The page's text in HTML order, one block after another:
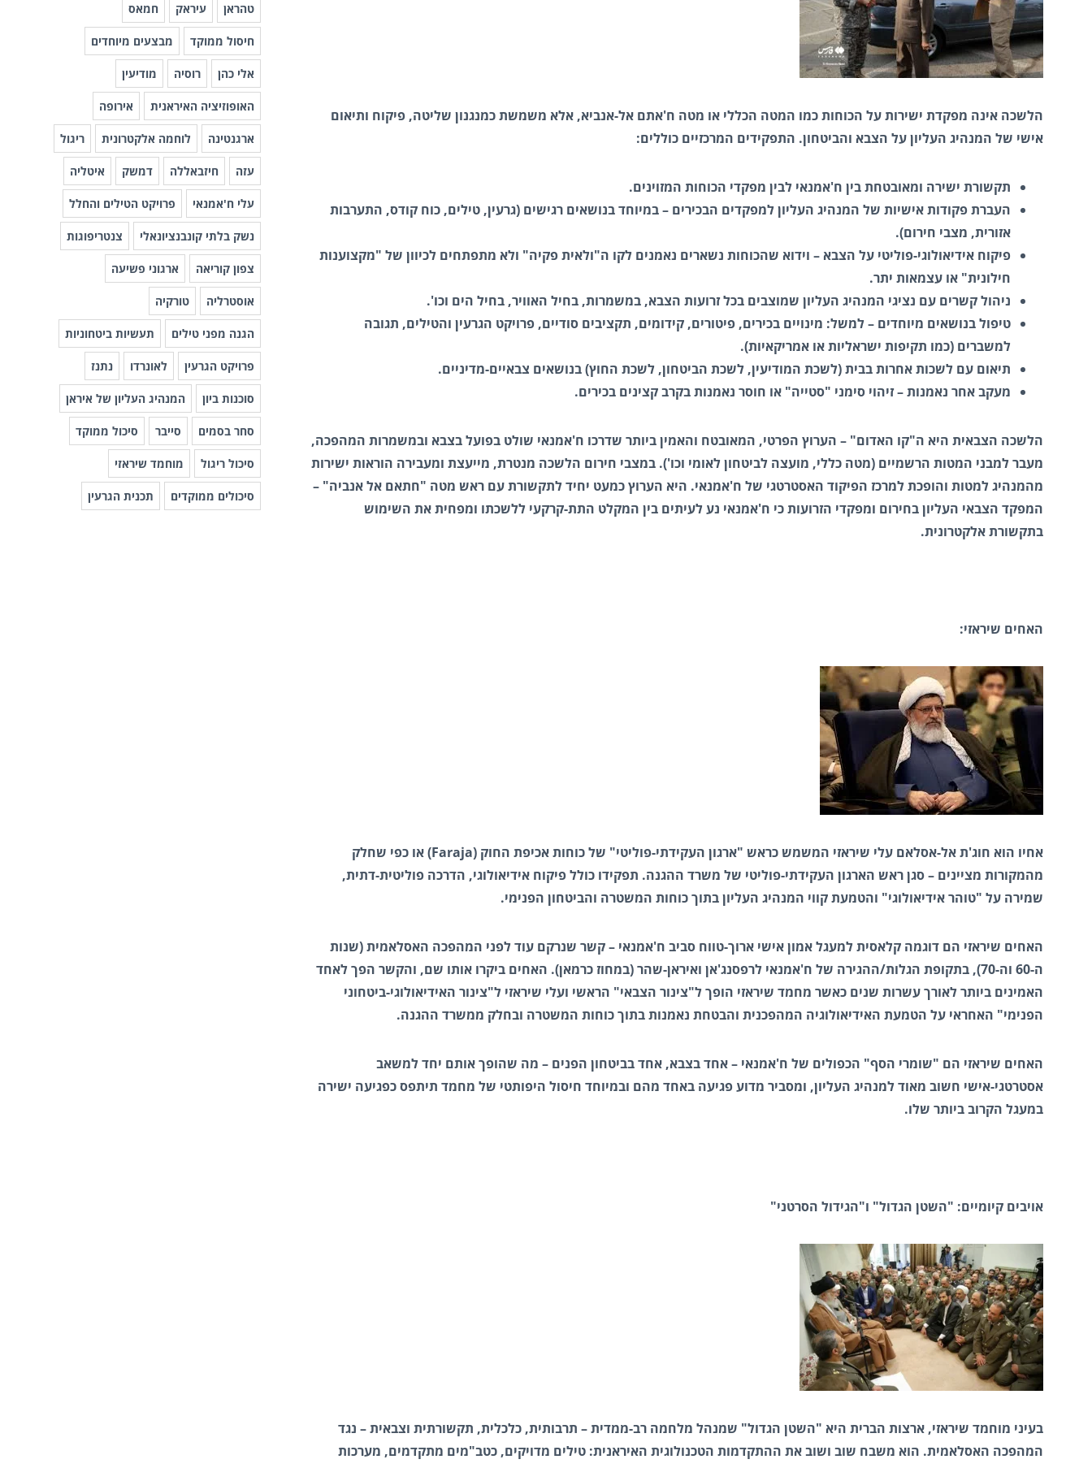
הלשכה אינה מפקדת ישירות על הכוחות כמו המטה הכללי או מטה ח'אתם אל-אנביא, אלא משמשת כמנגנון שליטה, פיקוח ותיאום
אישי של המנהיג העליון על הצבא והביטחון. התפקידים המרכזיים כוללים:
תקשורת ישירה ומאובטחת בין ח'אמנאי לבין מפקדי הכוחות המזוינים.
העברת פקודות אישיות של המנהיג העליון למפקדים הבכירים – במיוחד בנושאים רגישים (גרעין, טילים, כוח קודס, התערבות
אזורית, מצבי חירום).
פיקוח אידיאולוגי-פוליטי על הצבא – וידוא שהכוחות נשארים נאמנים לקו ה"ולאית פקיה" ולא מתפתחים לכיוון של "מקצוענות
חילונית" או עצמאות יתר.
ניהול קשרים עם נציגי המנהיג העליון שמוצבים בכל זרועות הצבא, במשמרות, בחיל האוויר, בחיל הים וכו'.
טיפול בנושאים מיוחדים – למשל: מינויים בכירים, פיטורים, קידומים, תקציבים סודיים, פרויקט הגרעין והטילים, תגובה
למשברים (כמו תקיפות ישראליות או אמריקאיות).
תיאום עם לשכות אחרות בבית (לשכת המודיעין, לשכת הביטחון, לשכת החוץ) בנושאים צבאיים-מדיניים.
מעקב אחר נאמנות – זיהוי סימני "סטייה" או חוסר נאמנות בקרב קצינים בכירים.
הלשכה הצבאית היא ה"קו האדום" – הערוץ הפרטי, המאובטח והאמין ביותר שדרכו ח'אמנאי שולט בפועל בצבא ובמשמרות המהפכה,
מעבר למבני המטות הרשמיים (מטה כללי, מועצה לביטחון לאומי וכו'). במצבי חירום הלשכה מנטרת, מייעצת ומעבירה הוראות ישירות
מהמנהיג למטות והופכת למרכז הפיקוד האסטרטגי של ח'אמנאי. היא הערוץ כמעט יחיד לתקשורת עם ראש מטה "חתאם אל אנביה" –
המפקד הצבאי העליון בחירום ומפקדי הזרועות כי ח'אמנאי נע לעיתים בין המקלט התת-קרקעי ללשכתו ומפחית את השימוש
בתקשורת אלקטרונית.
האחים שיראזי:
אחיו הוא חוג'ת אל-אסלאם עלי שיראזי המשמש כראש "ארגון העקידתי-פוליטי" של כוחות אכיפת החוק (Faraja) או כפי שחלק
מהמקורות מציינים – סגן ראש הארגון העקידתי-פוליטי של משרד ההגנה. תפקידו כולל פיקוח אידיאולוגי, הדרכה פוליטית-דתית,
שמירה על "טוהר אידיאולוגי" והטמעת קווי המנהיג העליון בתוך כוחות המשטרה והביטחון הפנימי.
האחים שיראזי הם דוגמה קלאסית למעגל אמון אישי ארוך-טווח סביב ח'אמנאי – קשר שנרקם עוד לפני המהפכה האסלאמית (שנות
ה-60 וה-70), בתקופת הגלות/ההגירה של ח'אמנאי לרפסנג'אן ואיראן-שהר (במחוז כרמאן). האחים ביקרו אותו שם, והקשר הפך לאחד
האמינים ביותר לאורך עשרות שנים כאשר מחמד שיראזי הופך ל"צינור הצבאי" הראשי ועלי שיראזי ל"צינור האידיאולוגי-ביטחוני
הפנימי" האחראי על הטמעת האידיאולוגיה המהפכנית והבטחת נאמנות בתוך כוחות המשטרה ובחלק ממשרד ההגנה.
האחים שיראזי הם "שומרי הסף" הכפולים של ח'אמנאי – אחד בצבא, אחד בביטחון הפנים – מה שהופך אותם יחד למשאב
אסטרטגי-אישי חשוב מאוד למנהיג העליון, ומסביר מדוע פגיעה באחד מהם ובמיוחד חיסול היפותטי של מחמד תיתפס כפגיעה ישירה
במעגל הקרוב ביותר שלו.
אויבים קיומיים: "השטן הגדול" ו"הגידול הסרטני"
בעיני מוחמד שיראזי, ארצות הברית היא "השטן הגדול" שמנהל מלחמה רב-ממדית – תרבותית, כלכלית, תקשורתית וצבאית – נגד
המהפכה האסלאמית. הוא משבח שוב ושוב את ההתקדמות הטכנולוגית האיראנית: טילים מדויקים, כטב"מים מתקדמים, מערכות
טהראן עיראק חמאס
חיסול ממוקד מבצעים מיוחדים
אלי כהן רוסיה מודיעין
האופוזיציה האיראנית אירופה
ארגנטינה לוחמה אלקטרונית ריגול
עזה חיזבאללה דמשק איטליה
עלי ח'אמנאי פרויקט הטילים והחלל
נשק בלתי קונבנציונאלי צנטריפוגות
צפון קוריאה ארגוני פשיעה
אוסטרליה טורקיה
הגנה מפני טילים תעשיות ביטחוניות
פרויקט הגרעין לאונרדו נתנז
סוכנות ביון המנהיג העליון של איראן
סחר בסמים סייבר סיכול ממוקד
סיכול ריגול מוחמד שיראזי
סיכולים ממוקדים תכנית הגרעין